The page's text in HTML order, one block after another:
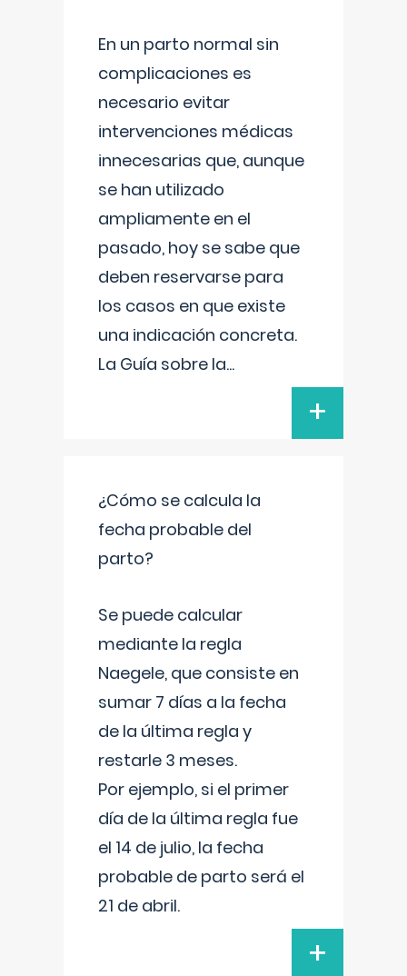
En un parto normal sin
complicaciones es
necesario evitar
intervenciones médicas
innecesarias que, aunque
se han utilizado
ampliamente en el
pasado, hoy se sabe que
deben reservarse para
los casos en que existe
una indicación concreta.
La Guía sobre la...
+
¿Cómo se calcula la
fecha probable del
parto?
Se puede calcular
mediante la regla
Naegele, que consiste en
sumar 7 días a la fecha
de la última regla y
restarle 3 meses.
Por ejemplo, si el primer
día de la última regla fue
el 14 de julio, la fecha
probable de parto será el
21 de abril.
+